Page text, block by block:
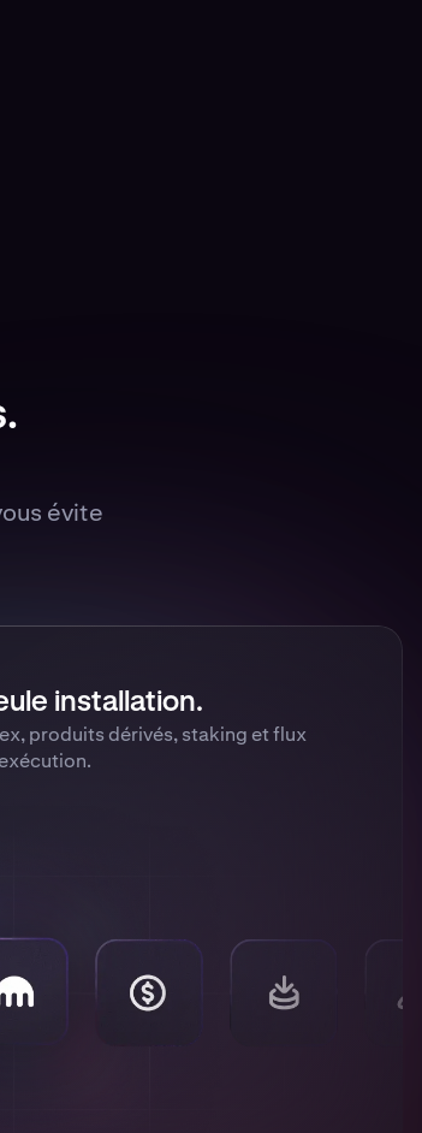
évite
installation.
produits dérivés, staking et flux